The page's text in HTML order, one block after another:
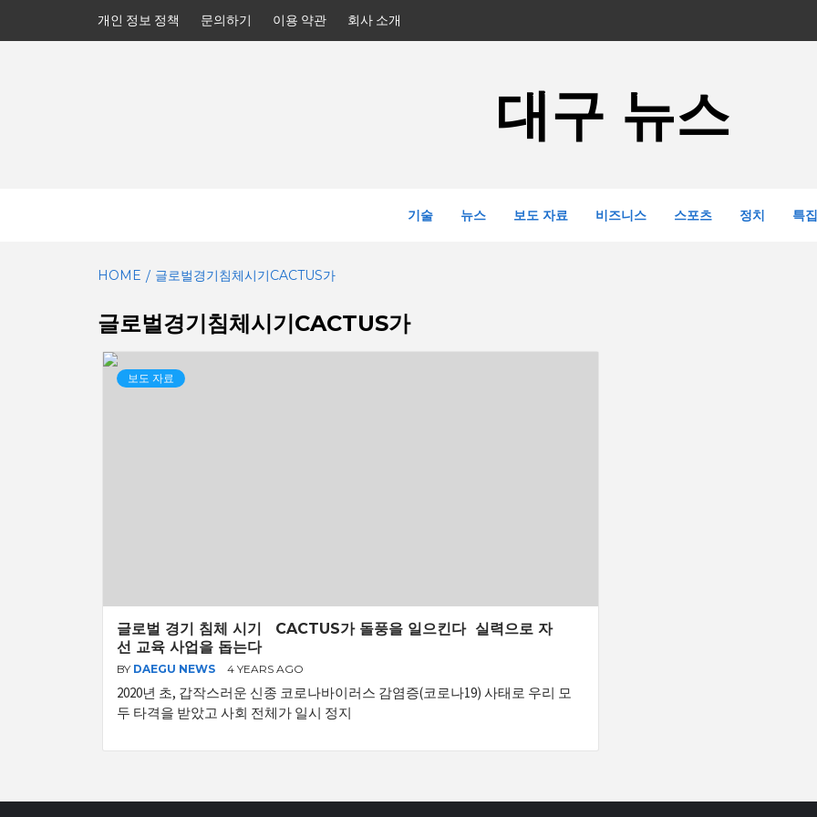
개인 정보 정책 문의하기 이용 약관 회사 소개
대구 뉴스
기술 뉴스 보도 자료 비즈니스 스포츠 정치 특집
HOME 글로벌경기침체시기CACTUS가
글로벌경기침체시기CACTUS가
보도 자료
글로벌 경기 침체 시기 CACTUS가 돌풍을 일으킨다 실력으로 자
선 교육 사업을 돕는다
BY DAEGU NEWS 4 YEARS AGO
2020년 초, 갑작스러운 신종 코로나바이러스 감염증(코로나19) 사태로 우리 모
두 타격을 받았고 사회 전체가 일시 정지